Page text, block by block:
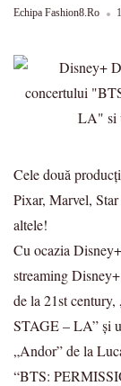
Echipa Fashion8.ro
Cele două
Pixar, Marvel,
altele!
Cu ocazia
streaming
de la 21st
STAGE – LA” și
„Andor” de la
“BTS: